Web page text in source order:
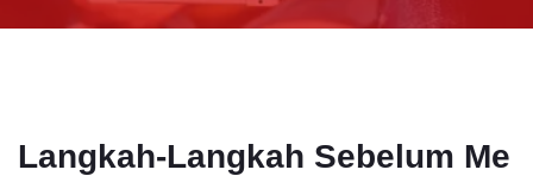
Langkah-Langkah Sebelum Me